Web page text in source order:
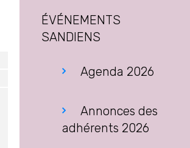
ÉVÉNEMENTS
SANDIENS
Agenda 2026
Annonces des
adhérents 2026